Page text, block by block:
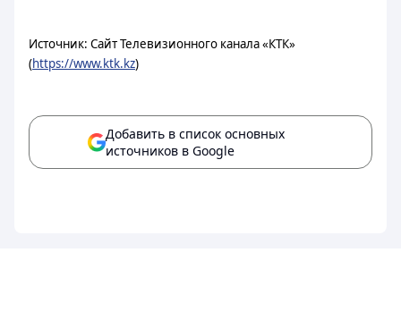
Источник: Сайт Телевизионного канала «КТК»
(https://www.ktk.kz)
Добавить в список основных
источников в Google